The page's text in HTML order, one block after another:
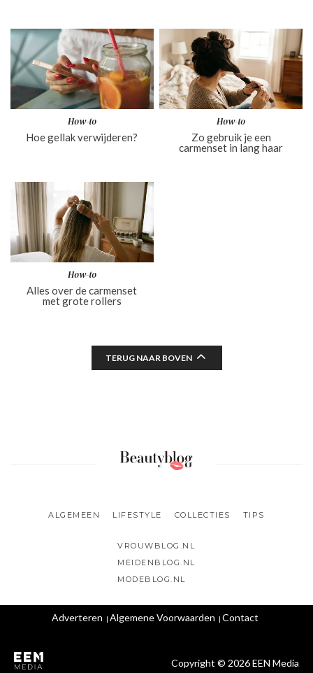
How-to
Hoe gellak verwijderen?
How-to
Zo gebruik je een
carmenset in lang haar
How-to
Alles over de carmenset
met grote rollers
TERUG NAAR BOVEN
ALGEMEEN LIFESTYLE COLLECTIES TIPS
VROUWBLOG.NL
MEIDENBLOG.NL
MODEBLOG.NL
Copyright © 2026 EEN Media
Adverteren Algemene Voorwaarden Contact